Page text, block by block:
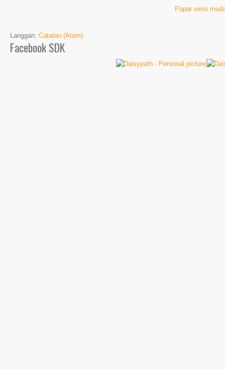
Papar versi
Langgan: Catatan (Atom)
Facebook SDK